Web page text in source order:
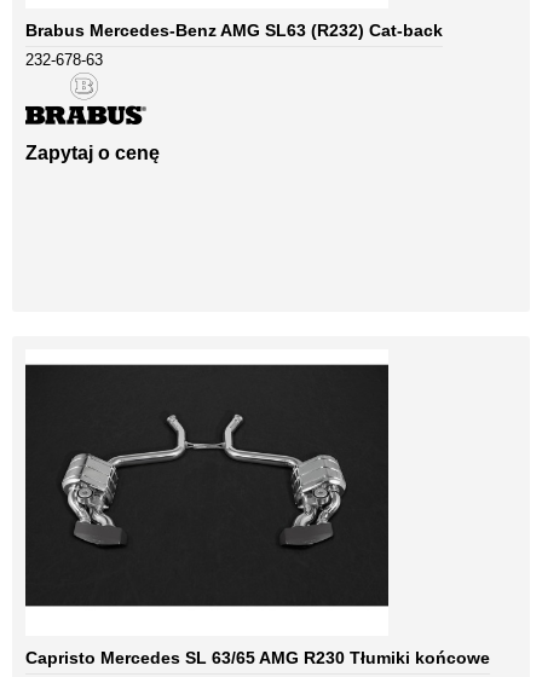
Brabus Mercedes-Benz AMG SL63 (R232) Cat-back
232-678-63
Zapytaj o cenę
Capristo Mercedes SL 63/65 AMG R230 Tłumiki końcowe